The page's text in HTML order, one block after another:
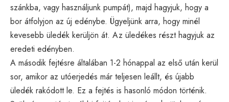
szánkba, vagy használjunk pumpát), majd hagyjuk, hogy a
bor átfolyjon az új edénybe. Ügyeljünk arra, hogy minél
kevesebb üledék kerüljön át. Az üledékes részt hagyjuk az
eredeti edényben.
A második fejtésre általában 1-2 hónappal az első után kerül
sor, amikor az utóerjedés már teljesen leállt, és újabb
üledék rakódott le. Ez a fejtés is hasonló módon történik.